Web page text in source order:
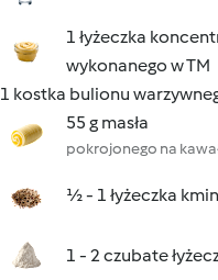
1 łyżeczka
wykonanego w TM
1 kostka bulionu
55 g masła
pokrojonego na
½ - 1 łyżeczka
1 - 2 czubate